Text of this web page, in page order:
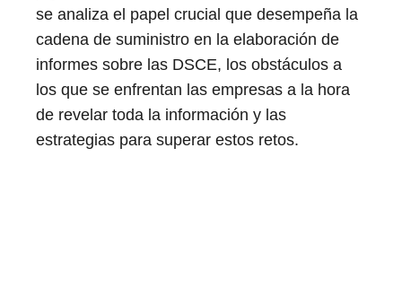
se analiza el papel crucial que desempeña la
cadena de suministro en la elaboración de
informes sobre las DSCE, los obstáculos a
los que se enfrentan las empresas a la hora
de revelar toda la información y las
estrategias para superar estos retos.